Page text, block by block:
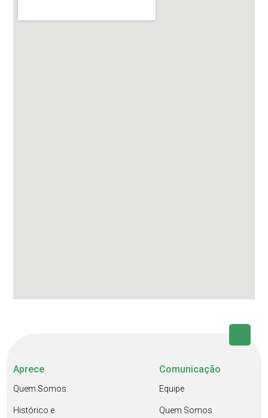
Aprece
Quem Somos
Histórico e
Comunicação
Equipe
Quem Somos